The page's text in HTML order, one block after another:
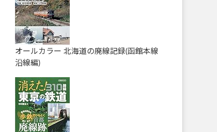
オールカラー 北海道の廃線記録(函館本線
沿線編)